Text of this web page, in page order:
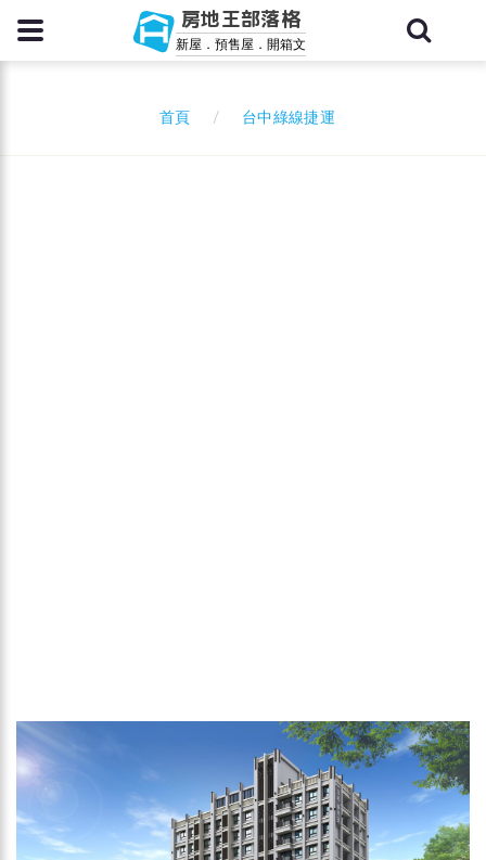
房地王部落格
新屋．預售屋．開箱文
首頁 台中綠線捷運